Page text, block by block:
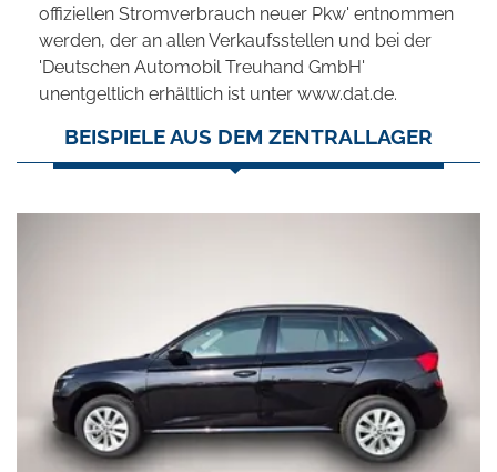
offiziellen Stromverbrauch neuer Pkw' entnommen
werden, der an allen Verkaufsstellen und bei der
'Deutschen Automobil Treuhand GmbH'
unentgeltlich erhältlich ist unter www.dat.de.
BEISPIELE AUS DEM ZENTRALLAGER